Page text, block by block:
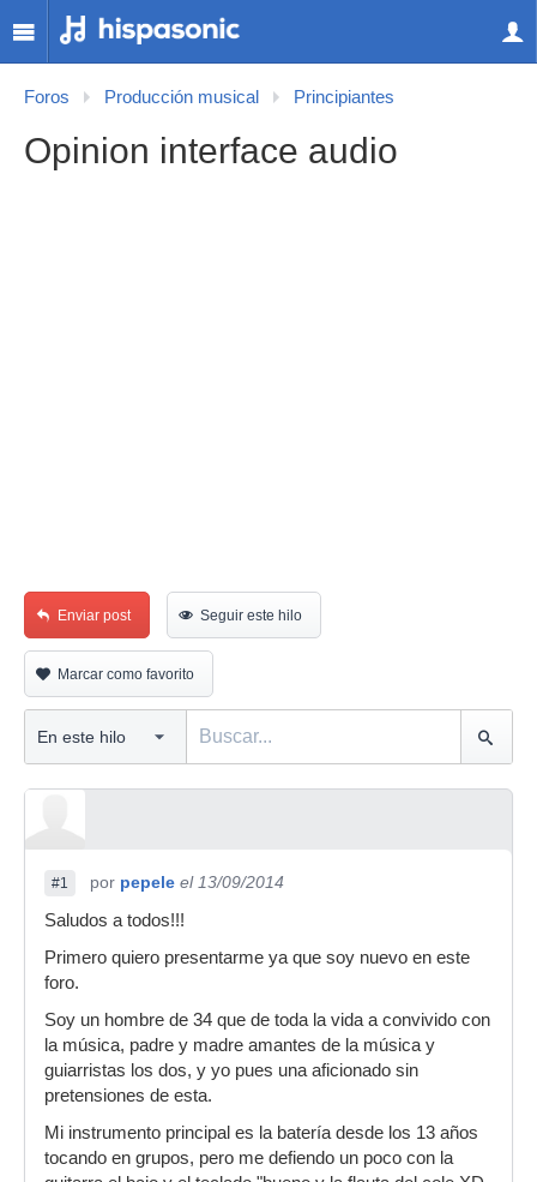
Foros Producción musical Principiantes
Opinion interface audio
Enviar post Seguir este hilo
Marcar como favorito
#1 por pepele el 13/09/2014
Saludos a todos!!!
Primero quiero presentarme ya que soy nuevo en este
foro.
Soy un hombre de 34 que de toda la vida a convivido con
la música, padre y madre amantes de la música y
guiarristas los dos, y yo pues una aficionado sin
pretensiones de esta.
Mi instrumento principal es la batería desde los 13 años
tocando en grupos, pero me defiendo un poco con la